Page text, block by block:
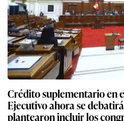
Crédito suplementario en
Ejecutivo ahora se
plantearon incluir los